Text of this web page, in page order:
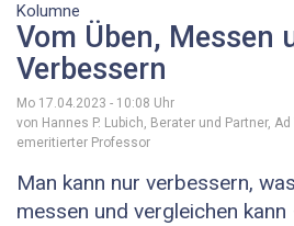
Kolumne
Vom Üben, Messen
Verbessern
Mo 17.04.2023 - 10:08 Uhr
von Hannes P. Lubich, Berater und Partner,
emeritierter Professor
Man kann nur verbessern,
messen und vergleichen